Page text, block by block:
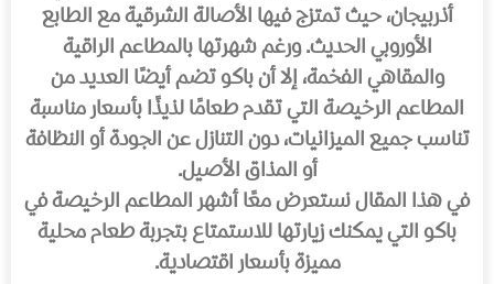
أذربيجان، حيث تمتزج فيها الأصالة الشرقية مع الطابع
الأوروبي الحديث. ورغم شهرتها بالمطاعم الراقية
والمقاهي الفخمة، إلا أن باكو تضم أيضًا العديد من
المطاعم الرخيصة التي تقدم طعامًا لذيذًا بأسعار مناسبة
تناسب جميع الميزانيات، دون التنازل عن الجودة أو النظافة
أو المذاق الأصيل.
في هذا المقال نستعرض معًا أشهر المطاعم الرخيصة في
باكو التي يمكنك زيارتها للاستمتاع بتجربة طعام محلية
مميزة بأسعار اقتصادية.